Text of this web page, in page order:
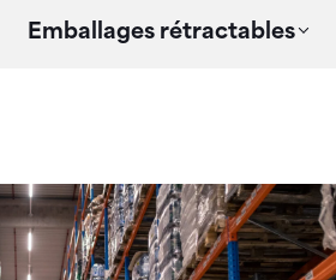
Emballages rétractables